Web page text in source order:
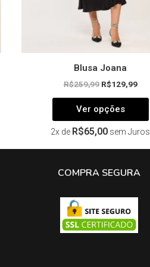
Blusa Joana
R$259,99 R$129,99
Ver opções
2x de R$65,00 sem Juros
COMPRA SEGURA